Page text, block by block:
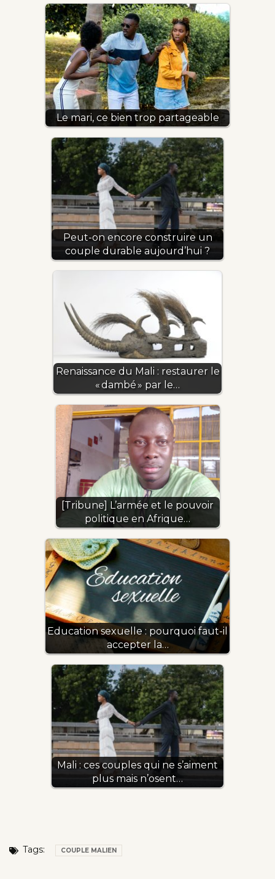
Le mari, ce bien trop partageable
Peut-on encore construire un
couple durable aujourd’hui ?
Renaissance du Mali : restaurer le
« dambé » par le…
[Tribune] L’armée et le pouvoir
politique en Afrique…
Education sexuelle : pourquoi faut-il
accepter la…
Mali : ces couples qui ne s’aiment
plus mais n’osent…
Tags: COUPLE MALIEN